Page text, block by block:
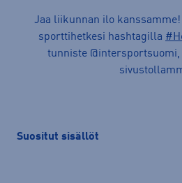
Jaa liikunnan ilo
sporttihetkesi hashtagilla
tunniste @intersportsuomi,
Suositut sisällöt